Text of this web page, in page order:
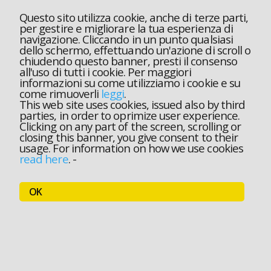
Questo sito utilizza cookie, anche di terze parti,
per gestire e migliorare la tua esperienza di
navigazione. Cliccando in un punto qualsiasi
dello schermo, effettuando un'azione di scroll o
chiudendo questo banner, presti il consenso
all'uso di tutti i cookie. Per maggiori
informazioni su come utilizziamo i cookie e su
come rimuoverli leggi.
This web site uses cookies, issued also by third
parties, in order to oprimize user experience.
Clicking on any part of the screen, scrolling or
closing this banner, you give consent to their
usage. For information on how we use cookies
read here.-
OK